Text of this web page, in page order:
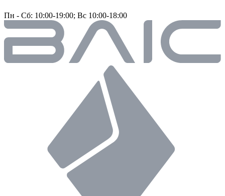
Пн - Сб: 10:00-19:00; Вс 10:00-18:00